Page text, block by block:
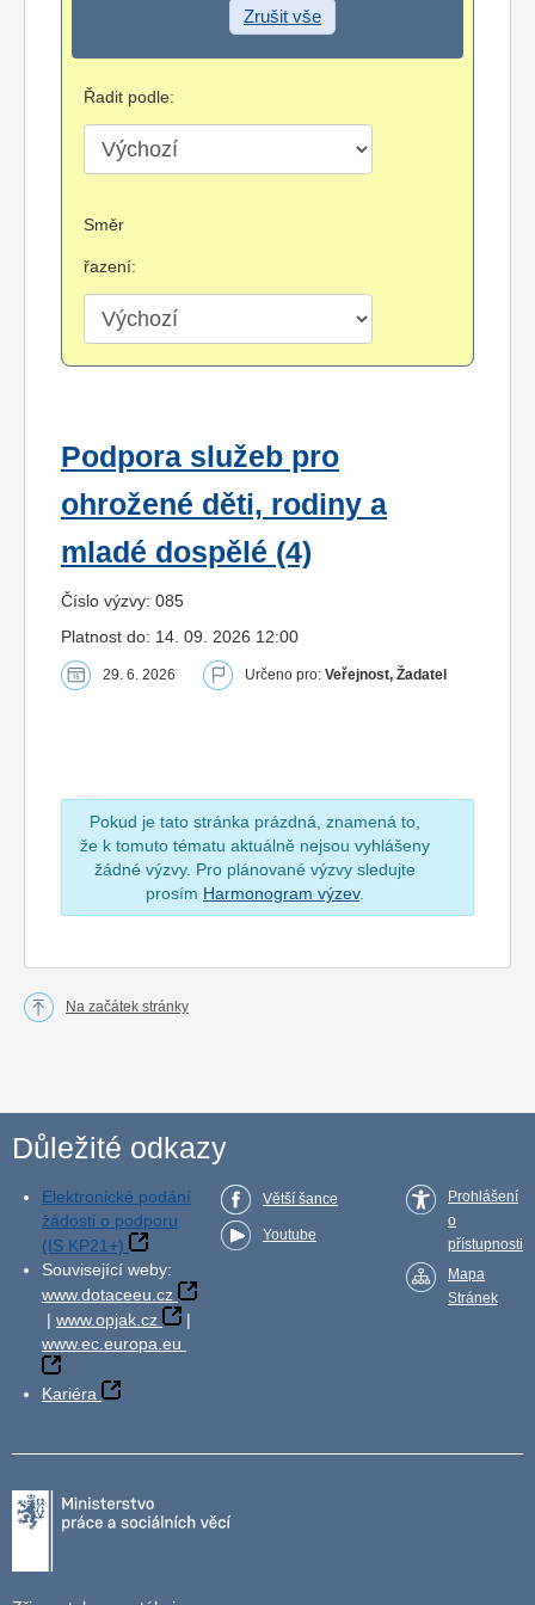
Zrušit vše
Řadit podle:
Směr
řazení:
Podpora služeb pro
ohrožené děti, rodiny a
mladé dospělé (4)
Číslo výzvy: 085
Platnost do: 14. 09. 2026 12:00
29. 6. 2026 Určeno pro: Veřejnost, Žadatel
Pokud je tato stránka prázdná, znamená to,
že k tomuto tématu aktuálně nejsou vyhlášeny
žádné výzvy. Pro plánované výzvy sledujte
prosím Harmonogram výzev.
Na začátek stránky
Důležité odkazy
Elektronické podání
žádosti o podporu
(IS KP21+)
Související weby:
www.dotaceeu.cz
| www.opjak.cz
|
www.ec.europa.eu
Kariéra
Větší šance
Youtube
Prohlášení
o
přístupnosti
Mapa
Stránek